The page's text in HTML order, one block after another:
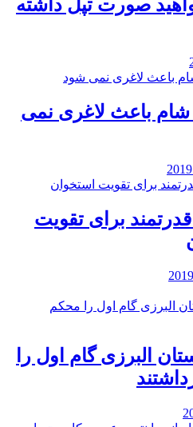
صورت تپل داشته
باعث لاغری نمی
قدرتمند برای تقویت
البرزی گام اول را